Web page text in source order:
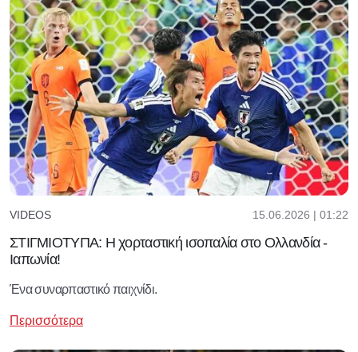
VIDEOS 15.06.2026 | 01:22
ΣΤΙΓΜΙΟΤΥΠΑ: Η χορταστική ισοπαλία στο Ολλανδία -
Ιαπωνία!
Ένα συναρπαστικό παιχνίδι.
Περισσότερα